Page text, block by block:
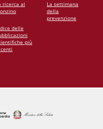
ricerca al
delle
più
La settimana
della
prevenzione